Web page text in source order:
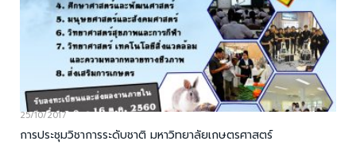
25/10/2017
การประชุมวิชาการระดับชาติ มหาวิทยาลัยเกษตรศาสตร์